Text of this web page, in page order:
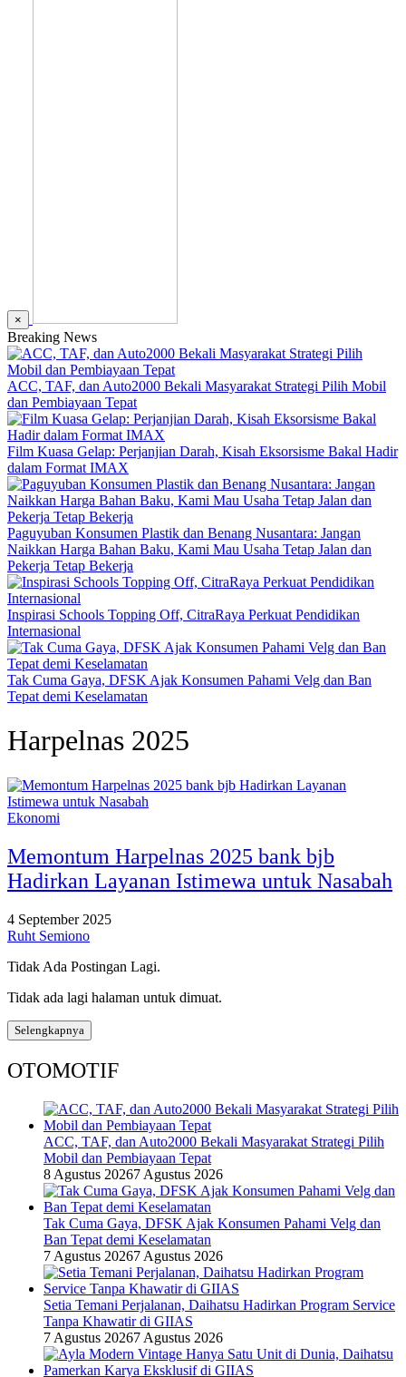
×
Breaking News
ACC, TAF, dan Auto2000 Bekali Masyarakat Strategi Pilih Mobil
dan Pembiayaan Tepat
Film Kuasa Gelap: Perjanjian Darah, Kisah Eksorsisme Bakal Hadir
dalam Format IMAX
Paguyuban Konsumen Plastik dan Benang Nusantara: Jangan
Naikkan Harga Bahan Baku, Kami Mau Usaha Tetap Jalan dan
Pekerja Tetap Bekerja
Inspirasi Schools Topping Off, CitraRaya Perkuat Pendidikan
Internasional
Tak Cuma Gaya, DFSK Ajak Konsumen Pahami Velg dan Ban
Tepat demi Keselamatan
Harpelnas 2025
Ekonomi
Memontum Harpelnas 2025 bank bjb
Hadirkan Layanan Istimewa untuk Nasabah
4 September 2025
Ruht Semiono
Tidak Ada Postingan Lagi.
Tidak ada lagi halaman untuk dimuat.
Selengkapnya
OTOMOTIF
ACC, TAF, dan Auto2000 Bekali Masyarakat Strategi Pilih
Mobil dan Pembiayaan Tepat
8 Agustus 20267 Agustus 2026
Tak Cuma Gaya, DFSK Ajak Konsumen Pahami Velg dan
Ban Tepat demi Keselamatan
7 Agustus 20267 Agustus 2026
Setia Temani Perjalanan, Daihatsu Hadirkan Program Service
Tanpa Khawatir di GIIAS
7 Agustus 20267 Agustus 2026